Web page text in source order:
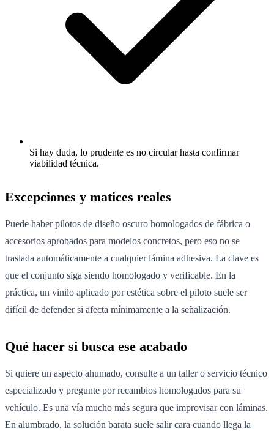
Si hay duda, lo prudente es no circular hasta confirmar
viabilidad técnica.
Excepciones y matices reales
Puede haber pilotos de diseño oscuro homologados de fábrica o
accesorios aprobados para modelos concretos, pero eso no se
traslada automáticamente a cualquier lámina adhesiva. La clave es
que el conjunto siga siendo homologado y verificable. En la
práctica, un vinilo aplicado por estética sobre el piloto suele ser
difícil de defender si afecta mínimamente a la señalización.
Qué hacer si busca ese acabado
Si quiere un aspecto ahumado, consulte a un taller o servicio técnico
especializado y pregunte por recambios homologados para su
vehículo. Es una vía mucho más segura que improvisar con láminas.
En alumbrado, la solución barata suele salir cara cuando llega la